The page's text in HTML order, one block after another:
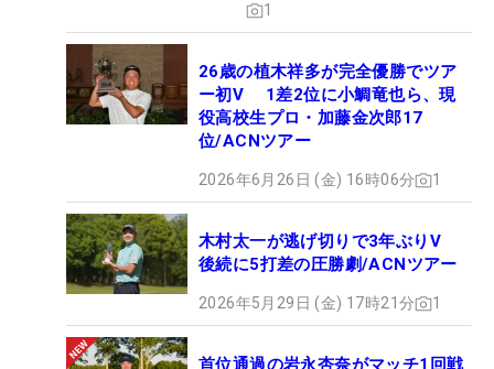
1
26歳の植木祥多が完全優勝でツア
ー初V 1差2位に小鯛竜也ら、現
役高校生プロ・加藤金次郎17
位/ACNツアー
2026年6月26日 (金) 16時06分 1
木村太一が逃げ切りで3年ぶりV
後続に5打差の圧勝劇/ACNツアー
2026年5月29日 (金) 17時21分 1
首位通過の岩永杏奈がマッチ1回戦